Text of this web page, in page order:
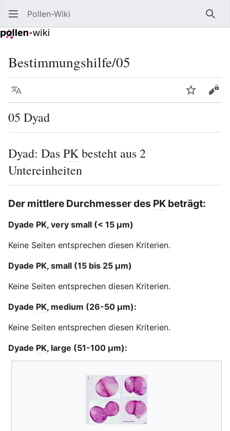
Pollen-Wiki
Bestimmungshilfe/05
Sprache
05 Dyad
Dyad: DasPKbesteht aus 2
Untereinheiten
Der mittlere Durchmesser des PK beträgt:
Dyade PK, very small (< 15 μm)
Keine Seiten entsprechen diesen Kriterien.
Dyade PK, small (15 bis 25 μm)
Keine Seiten entsprechen diesen Kriterien.
Dyade PK, medium (26-50 μm):
Keine Seiten entsprechen diesen Kriterien.
Dyade PK, large (51-100 μm):